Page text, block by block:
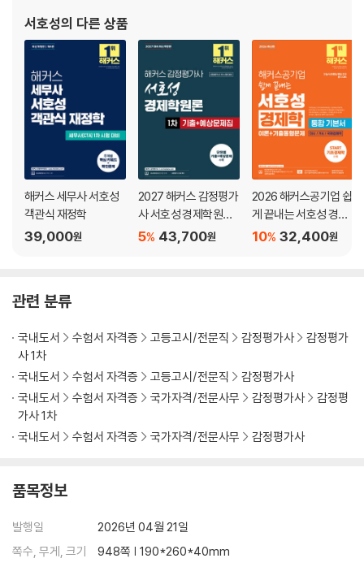
04 수요의 교차탄력성
05 공급의 가격탄력성
Level 1 OX 연습문제
Level 2 개념완성문제
Level 3 실전연습문제
제3장 소비자이론
02 한계효용이론에서의 소비자 선택
03 무차별곡선
04 무차별곡선이론에서의 소비자균형
05 소득소비곡선과 가격소비곡선
08 시점 간 소비자이론
09 노동공급곡선
10 현시선호이론
11 지수
12 기대효용이론
Level 1 OX 연습문제
Level 2 개념완성문제
Level 3 실전연습문제
01 생산의 개념과 단기와 장기의 구분
03 장기생산함수
04 규모에 대한 수익과 생산함수
서호성의 다른 상품
해커스 세무사 서호성
객관식 재정학
39,000원
2027 해커스 감정평가
사 서호성 경제학원론 1
차 기출+예상문제집
43,700원
5%
2026 해커스공기업 쉽
게 끝내는 서호성 경제
학 통합 기본서 (이론
32,400원
10%
관련 분류
국내도서 수험서 자격증 고등고시/전문직 감정평가사
감정평가
사 1차
국내도서
수험서 자격증 고등고시/전문직
감정평가사
국내도서
수험서 자격증 국가자격/전문사무 감정평가사
감정평
가사 1차
국내도서
수험서 자격증 국가자격/전문사무 감정평가사
품목정보
발행일
2026년 04월 21일
쪽수, 무게, 크기
948쪽 | 190*260*40mm